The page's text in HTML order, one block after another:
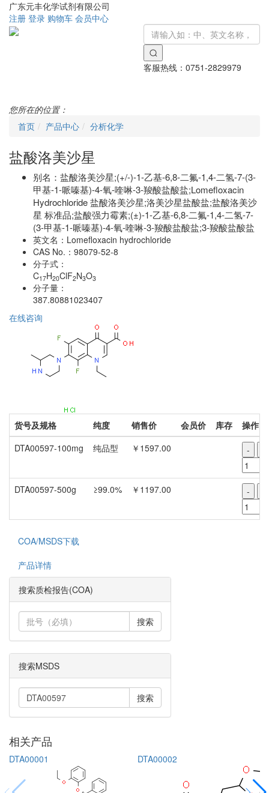
广东元丰化学试剂有限公司
注册 登录 购物车 会员中心
客服热线： 0751-2829979
您所在的位置：
首页
产品中心 分析化学
盐酸洛美沙星
别名： 盐酸洛美沙星;(+/-)-1-乙基-6,8-二氟-1,4-二氢-7-(3-
甲基-1-哌嗪基)-4-氧-喹啉-3-羧酸盐酸盐;Lomefloxacin
Hydrochloride 盐酸洛美沙星;洛美沙星盐酸盐;盐酸洛美沙
星 标准品;盐酸强力霉素;(±)-1-乙基-6,8-二氟-1,4-二氢-7-
(3-甲基-1-哌嗪基)-4-氧-喹啉-3-羧酸盐酸盐;3-羧酸盐酸盐
英文名： Lomefloxacin hydrochloride
CAS No.： 98079-52-8
分子式：
C17H20ClF2N3O3
分子量：
387.80881023407
在线咨询
货号及规格 纯度 销售价 会员价 库存
操作
DTA00597-100mg
纯品型 ￥1597.00 -
DTA00597-500g ≥99.0% ￥1197.00 -
COA/MSDS下载
产品详情
搜索质检报告(COA)
搜索
搜索MSDS
搜索
相关产品
DTA00001 DTA00002